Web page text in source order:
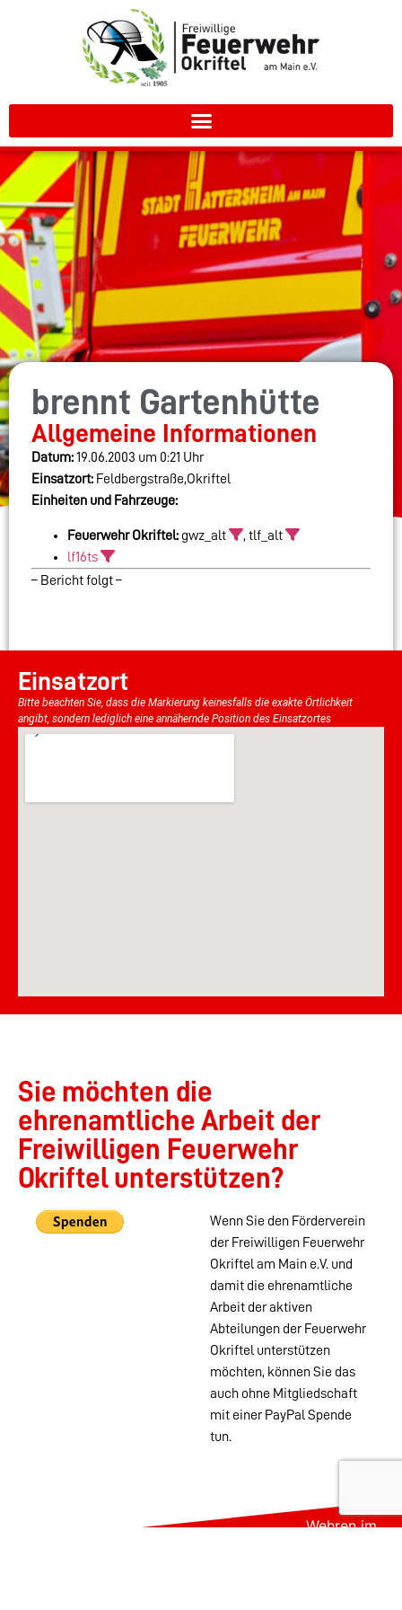
brennt Gartenhütte
Allgemeine Informationen
Datum:19.06.2003 um 0:21 Uhr
Einsatzort: Feldbergstraße,Okriftel
Einheiten und Fahrzeuge:
Feuerwehr Okriftel: gwz_alt
, tlf_alt
lf16ts
– Bericht folgt –
Einsatzort
Bitte beachten Sie, dass die Markierung keinesfalls die exakte Örtlichkeit
angibt, sondern lediglich eine annähernde Position des Einsatzortes
Sie möchten die
ehrenamtliche Arbeit der
Freiwilligen Feuerwehr
Okriftel unterstützen?
Wenn Sie den Förderverein
der Freiwilligen Feuerwehr
Okriftel am Main e.V. und
damit die ehrenamtliche
Arbeit der aktiven
Abteilungen der Feuerwehr
Okriftel unterstützen
möchten, können Sie das
auch ohne Mitgliedschaft
mit einer PayPal Spende
tun.
Wehren im